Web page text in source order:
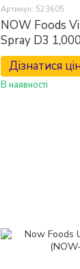
Артикул: 523605
NOW Foods
Spray D3
ml) Вітамін D3
Дізнатися
В наявності